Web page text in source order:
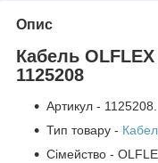
Опис
Кабель
1125208
Артикул - 1125208.
Тип товару -
Сімейство -